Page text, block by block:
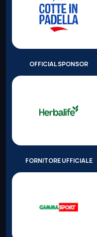
OFFICIAL SPONSOR
FORNITORE UFFICIALE